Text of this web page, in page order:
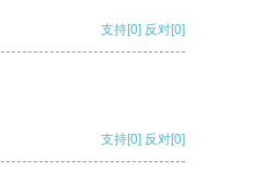
支持[0] 反对[0]
支持[0] 反对[0]